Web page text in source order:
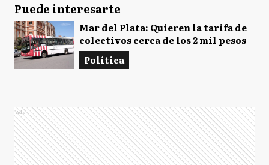
Puede interesarte
Mar del Plata: Quieren la tarifa de
colectivos cerca de los 2 mil pesos
Política
Ads